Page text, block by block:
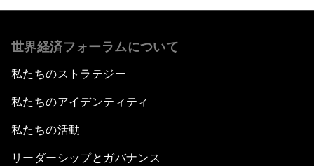
世界経済フォーラムについて
私たちのストラテジー
私たちのアイデンティティ
私たちの活動
リーダーシップとガバナンス